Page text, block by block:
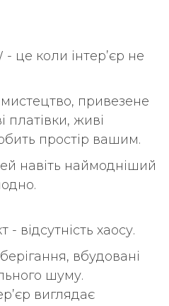
це коли інтер’єр не
привезене
платівки, живі
простір вашим.
навіть наймодніший
- відсутність хаосу.
вбудовані
шуму.
виглядає